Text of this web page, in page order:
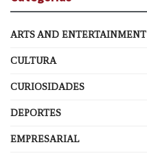
ARTS AND ENTERTAINMENT
CULTURA
CURIOSIDADES
DEPORTES
EMPRESARIAL